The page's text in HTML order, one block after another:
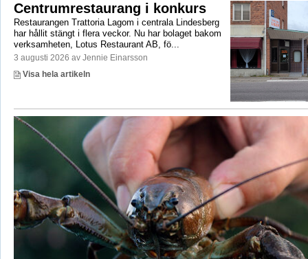
Centrumrestaurang i konkurs
Restaurangen Trattoria Lagom i centrala Lindesberg
har hållit stängt i flera veckor. Nu har bolaget bakom
verksamheten, Lotus Restaurant AB, fö...
3 augusti 2026 av Jennie Einarsson
Visa hela artikeln